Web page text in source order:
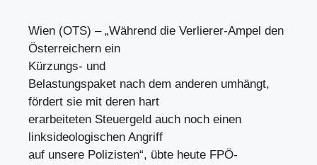
Wien (OTS) – „Während die Verlierer-Ampel den
Österreichern ein
Kürzungs- und
Belastungspaket nach dem anderen umhängt,
fördert sie mit deren hart
erarbeiteten Steuergeld auch noch einen
linksideologischen Angriff
auf unsere Polizisten“, übte heute FPÖ-